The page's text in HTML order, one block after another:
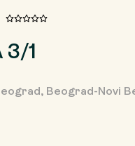
3/1
Beograd-Novi